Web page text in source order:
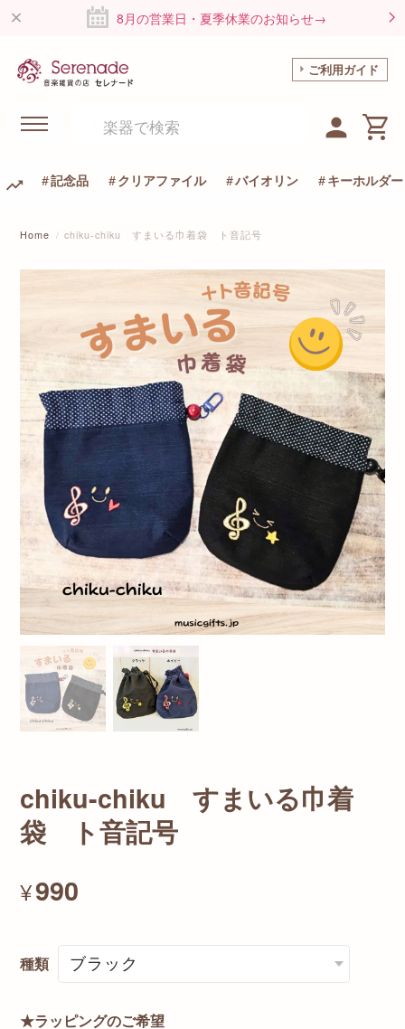
8月の営業日・夏季休業のお知らせ→
ご利用ガイド
記念品 クリアファイル バイオリン キーホルダー
Home chiku-chiku すまいる巾着袋 ト音記号
chiku-chiku すまいる巾着
袋 ト音記号
¥990
種類
★ラッピングのご希望